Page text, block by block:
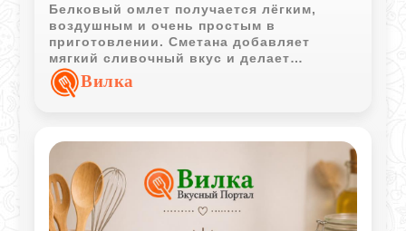
Белковый омлет получается лёгким,
воздушным и очень простым в
приготовлении. Сметана добавляет
мягкий сливочный вкус и делает
поверхность аппетитной после
запекания.
Вилка